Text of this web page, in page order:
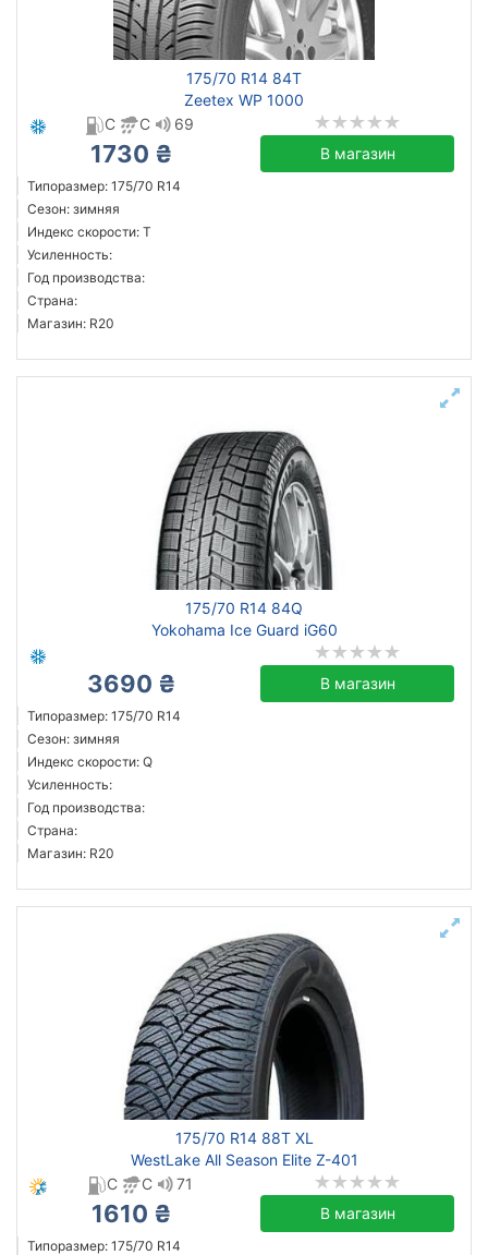
175/70 R14 84T
Zeetex WP 1000
C
C 69
1730 ₴ В магазин
Типоразмер: 175/70 R14
Сезон: зимняя
Индекс скорости: T
Усиленность:
Год производства:
Страна:
Магазин: R20
175/70 R14 84Q
Yokohama Ice Guard iG60
3690 ₴ В магазин
Типоразмер: 175/70 R14
Сезон: зимняя
Индекс скорости: Q
Усиленность:
Год производства:
Страна:
Магазин: R20
175/70 R14 88T XL
WestLake All Season Elite Z-401
C
C 71
1610 ₴ В магазин
Типоразмер: 175/70 R14